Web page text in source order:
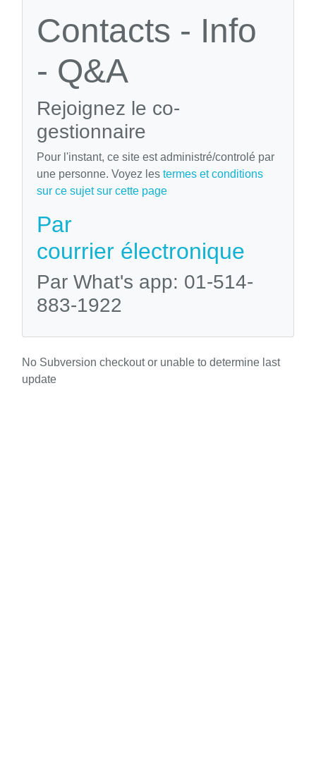
Contacts - Info
- Q&A
Rejoignez le co-
gestionnaire
Pour l'instant, ce site est administré/controlé par
une personne. Voyez les termes et conditions
sur ce sujet sur cette page
Par
courrier électronique
Par What's app: 01-514-
883-1922
No Subversion checkout or unable to determine last
update